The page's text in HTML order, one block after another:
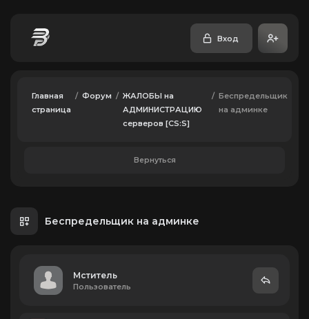
Вход
Главная
страница
/ Форум / ЖАЛОБЫ на
АДМИНИСТРАЦИЮ
серверов [CS:S]
/ Беспредельщик
на админке
Вернуться
Беспредельщик на админке
Мститель
Пользователь